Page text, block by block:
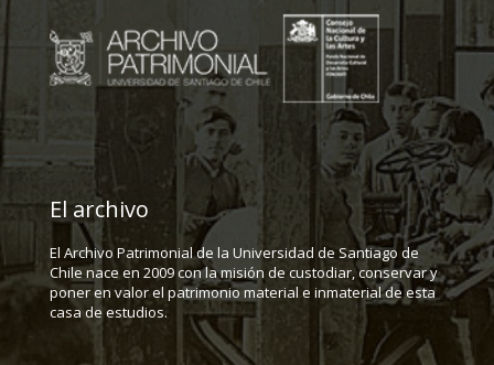
El archivo
El Archivo Patrimonial de la Universidad de Santiago de
Chile nace en 2009 con la misión de custodiar, conservar y
poner en valor el patrimonio material e inmaterial de esta
casa de estudios.